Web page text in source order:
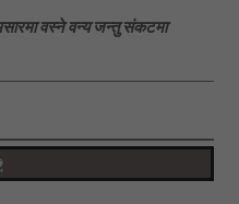
वस्ने वन्य जन्तु संकटमा